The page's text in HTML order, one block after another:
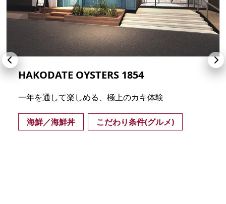
HAKODATE OYSTERS 1854
一年を通して楽しめる、極上のカキ体験
海鮮／海鮮丼 こだわり条件(グルメ)